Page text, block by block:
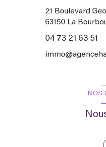
21 Boulevard
63150 La
04 73 21 63 51
NOS